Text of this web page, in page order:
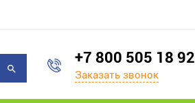
+7 800 505 18 92
Заказать звонок